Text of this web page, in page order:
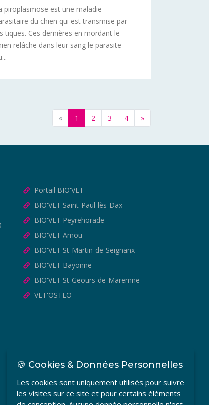
piroplasmose est une maladie
du chien qui est transmise par
tiques. Ces dernières en mordant le
relâche dans leur sang le parasite
« 1 2 3 4 »
Portail BIO'VET
BIO'VET Saint-Paul-lès-Dax
BIO'VET Peyrehorade
BIO'VET Amou
BIO'VET St-Martin-de-Seignanx
BIO'VET Bayonne
BIO'VET St-Geours-de-Maremne
VET'OSTEO
🍪 Cookies & Données Personnelles
Les cookies sont uniquement utilisés pour suivre
les visites sur ce site et pour certains éléments